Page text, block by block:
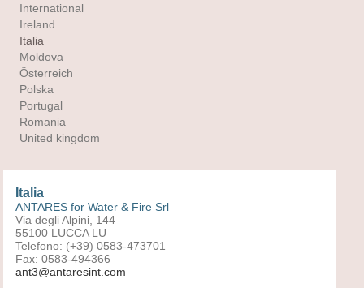
International
Ireland
Italia
Moldova
Österreich
Polska
Portugal
Romania
United kingdom
Italia
ANTARES for Water & Fire Srl
Via degli Alpini, 144
55100 LUCCA LU
Telefono: (+39) 0583-473701
Fax: 0583-494366
ant3@antaresint.com